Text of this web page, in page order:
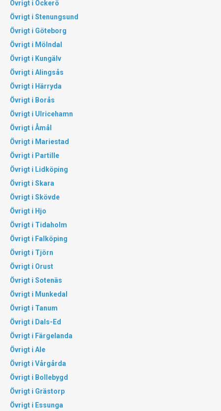
Övrigt i Öckerö
Övrigt i Stenungsund
Övrigt i Göteborg
Övrigt i Mölndal
Övrigt i Kungälv
Övrigt i Alingsås
Övrigt i Härryda
Övrigt i Borås
Övrigt i Ulricehamn
Övrigt i Åmål
Övrigt i Mariestad
Övrigt i Partille
Övrigt i Lidköping
Övrigt i Skara
Övrigt i Skövde
Övrigt i Hjo
Övrigt i Tidaholm
Övrigt i Falköping
Övrigt i Tjörn
Övrigt i Orust
Övrigt i Sotenäs
Övrigt i Munkedal
Övrigt i Tanum
Övrigt i Dals-Ed
Övrigt i Färgelanda
Övrigt i Ale
Övrigt i Vårgårda
Övrigt i Bollebygd
Övrigt i Grästorp
Övrigt i Essunga